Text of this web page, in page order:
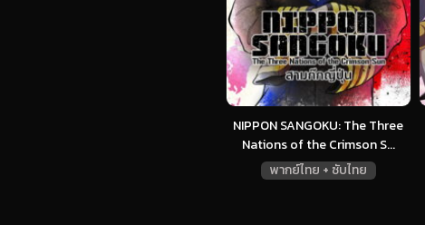
NIPPON SANGOKU: The Three
Nations of the Crimson S...
พากย์ไทย + ซับไทย